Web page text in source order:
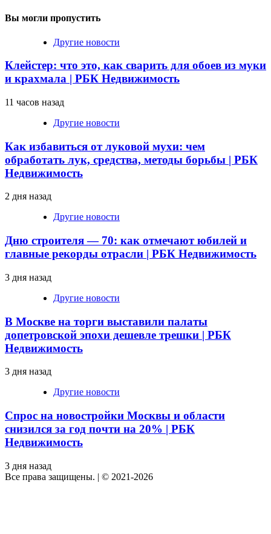
Вы могли пропустить
Другие новости
Клейстер: что это, как сварить для обоев из муки
и крахмала | РБК Недвижимость
11 часов назад
Другие новости
Как избавиться от луковой мухи: чем
обработать лук, средства, методы борьбы | РБК
Недвижимость
2 дня назад
Другие новости
Дню строителя — 70: как отмечают юбилей и
главные рекорды отрасли | РБК Недвижимость
3 дня назад
Другие новости
В Москве на торги выставили палаты
допетровской эпохи дешевле трешки | РБК
Недвижимость
3 дня назад
Другие новости
Спрос на новостройки Москвы и области
снизился за год почти на 20% | РБК
Недвижимость
3 дня назад
Все права защищены. | © 2021-2026